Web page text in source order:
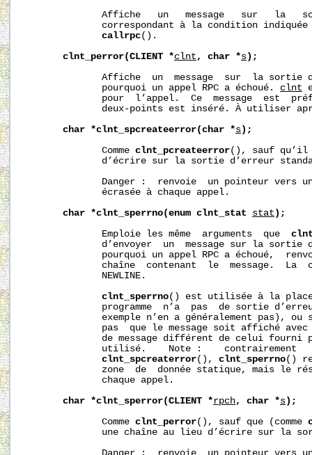
Affiche   un   message   sur   la
correspondant à la condition
callrpc().
clnt_perror(CLIENT *clnt , char *s );
Affiche  un  message  sur  la sortie
              pourquoi un appel RPC a échoué.
clnt
pour  l’appel.  Ce  message  est
deux-points est inséré. À utiliser
char *clnt_spcreateerror(char *s );
              Comme
clnt_pcreateerror(), sauf qu’il
d’écrire sur la sortie d’erreur
Danger :  renvoie  un pointeur vers
              écrasée à chaque appel.
char *clnt_sperrno(enum clnt_stat stat );
              Emploie les même  arguments  que
d’envoyer  un  message sur la sortie
pourquoi un appel RPC a échoué,
chaîne  contenant  le  message.  La
              NEWLINE.
clnt_sperrno() est utilisée à la
programme  n’a  pas  de sortie
exemple n’en a généralement pas), ou
pas  que le message soit affiché
de message différent de celui fourni
utilisé.    Note :
clnt_spcreaterror(), clnt_sperrno()
zone  de  donnée statique, mais le
              chaque appel.
char *clnt_sperror(CLIENT *rpch, char *s );
              Comme
clnt_perror(), sauf que (comme
une chaîne au lieu d’écrire sur la